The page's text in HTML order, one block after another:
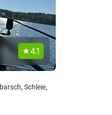
4.1
Schleie,